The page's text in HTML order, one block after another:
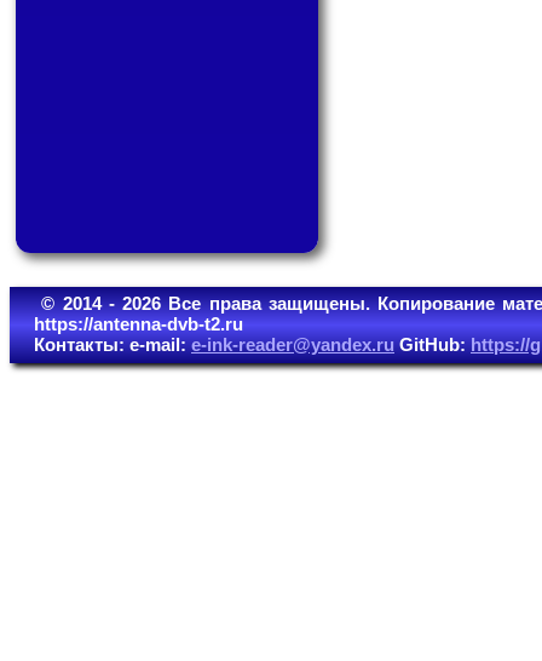
© 2014 - 2026 Все права защищены. Копирование
https://antenna-dvb-t2.ru
Контакты: e-mail:e-ink-reader@yandex.ruGitHub:https://